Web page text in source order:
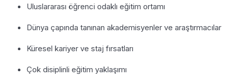
Uluslararası öğrenci odaklı eğitim ortamı
Dünya çapında tanınan akademisyenler ve araştırmacılar
Küresel kariyer ve staj fırsatları
Çok disiplinli eğitim yaklaşımı